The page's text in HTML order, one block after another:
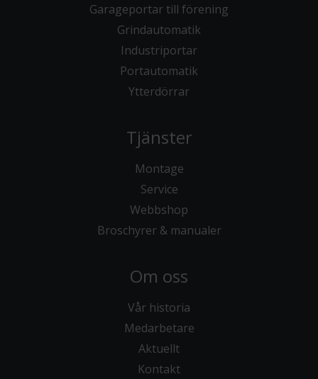
Garageportar till förening
Grindautomatik
Industriportar
Portautomatik
Ytterdörrar
Tjänster
Montage
Service
Webbshop
Broschyrer & manualer
Om oss
Vår historia
Medarbetare
Aktuellt
Kontakt